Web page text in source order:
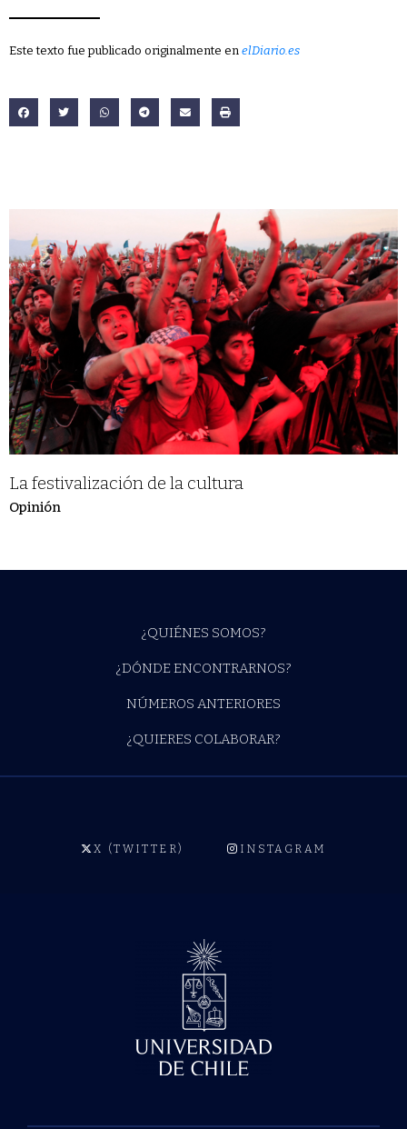
Este texto fue publicado originalmente en elDiario.es
La festivalización de la cultura
Opinión
¿QUIÉNES SOMOS?
¿DÓNDE ENCONTRARNOS?
NÚMEROS ANTERIORES
¿QUIERES COLABORAR?
X (TWITTER) INSTAGRAM